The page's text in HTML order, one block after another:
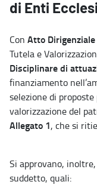
di Enti
Con Atto
Tutela e
Disciplinare di
finanziamento
selezione di
valorizzazione del
Allegato 1, che si
Si approvano,
suddetto, quali: